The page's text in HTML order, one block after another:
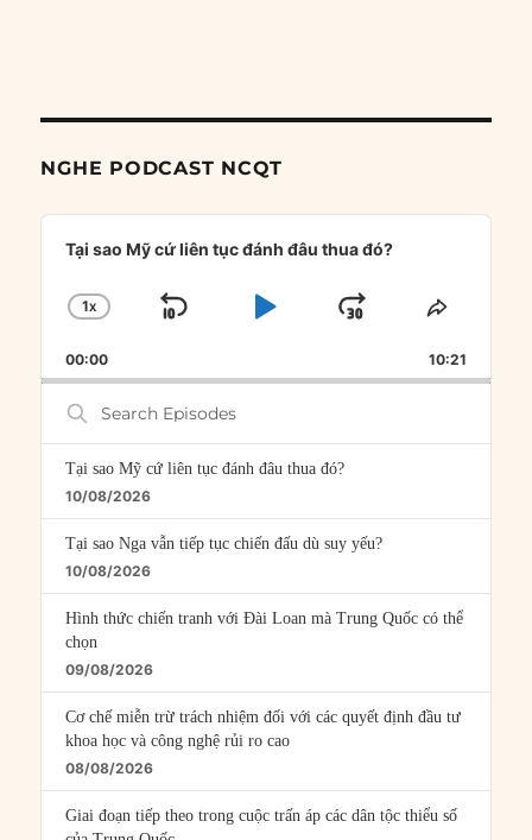
NGHE PODCAST NCQT
Audio
Player
Tại sao Mỹ cứ liên tục đánh đâu thua đó?
CHANGE
RATE
1X
SKIP
PLAYJUMP
FORWARD
SHARE
00:00 10:21
Search
Episodes
Tại sao Mỹ cứ liên tục đánh đâu thua đó?
10/08/2026
Tại sao Nga vẫn tiếp tục chiến đấu dù suy yếu?
10/08/2026
Hình thức chiến tranh với Đài Loan mà Trung Quốc có thể
chọn
09/08/2026
Cơ chế miễn trừ trách nhiệm đối với các quyết định đầu tư
khoa học và công nghệ rủi ro cao
08/08/2026
Giai đoạn tiếp theo trong cuộc trấn áp các dân tộc thiểu số